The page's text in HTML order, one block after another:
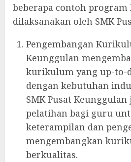
beberapa contoh program
dilaksanakan oleh SMK
Pengembangan
Keunggulan
kurikulum yang up-to-
dengan kebutuhan
SMK Pusat
pelatihan bagi guru
keterampilan dan
mengembangkan
berkualitas.